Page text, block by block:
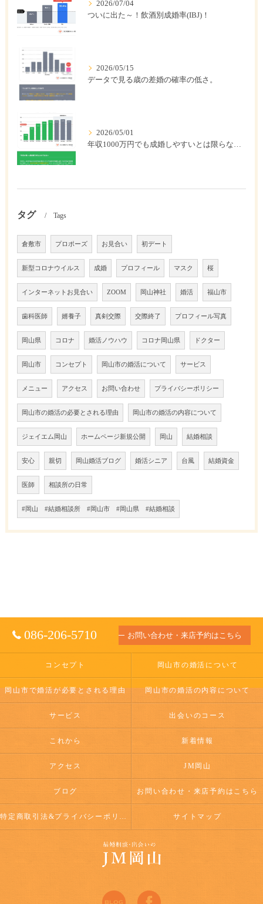
2026/07/04
ついに出た～！飲酒別成婚率(IBJ)！
2026/05/15
データで見る歳の差婚の確率の低さ。
2026/05/01
年収1000万円でも成婚しやすいとは限らない? 「年収帯別の成婚率」のリアル
タグ Tags
倉敷市 プロポーズ お見合い 初デート
新型コロナウイルス 成婚 プロフィール マスク 桜
インターネットお見合い ZOOM 岡山神社 婚活 福山市
歯科医師 婿養子 真剣交際 交際終了 プロフィール写真
岡山県 コロナ 婚活ノウハウ コロナ岡山県 ドクター
岡山市 コンセプト 岡山市の婚活について サービス
メニュー アクセス お問い合わせ プライバシーポリシー
岡山市の婚活の必要とされる理由 岡山市の婚活の内容について
ジェイエム岡山 ホームページ新規公開 岡山 結婚相談
安心 親切 岡山婚活ブログ 婚活シニア 台風 結婚資金
医師 相談所の日常
#岡山 #結婚相談所 #岡山市 #岡山県 #結婚相談
086-206-5710 お問い合わせ・来店予約はこちら
コンセプト 岡山市の婚活について
岡山市で婚活が必要とされる理由 岡山市の婚活の内容について
サービス 出会いのコース
これから 新着情報
アクセス JM岡山
ブログ お問い合わせ・来店予約はこちら
特定商取引法&プライバシーポリシー サイトマップ